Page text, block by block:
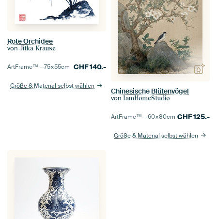
Rote Orchidee
von Jitka Krause
ArtFrame™ –75×55cm CHF140.-
Größe & Material selbst wählen
Chinesische Blütenvögel
von IamHomeStudio
ArtFrame™ –60×80cm CHF125.-
Größe & Material selbst wählen